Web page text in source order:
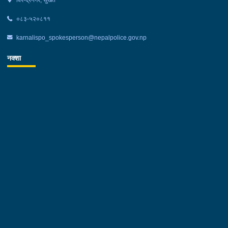
०८३-५२०८११
karnalispo_spokesperson@nepalpolice.gov.np
नक्शा